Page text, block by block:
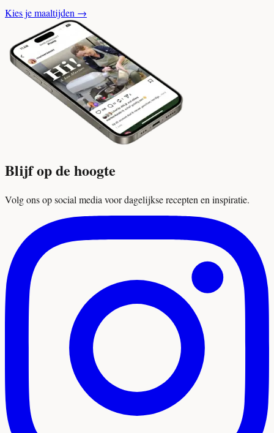
Kies je maaltijden →
Blijf op de hoogte
Volg ons op social media voor dagelijkse recepten en inspiratie.